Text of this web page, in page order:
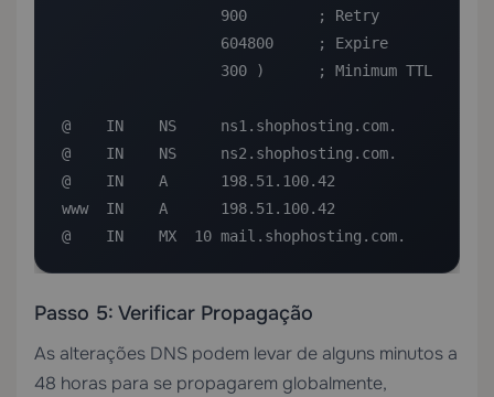
@    IN    NS     ns1.shophosting.com.
@    IN    NS     ns2.shophosting.com.
@    IN    A      198.51.100.42
www  IN    A      198.51.100.42
@    IN    MX  10 mail.shophosting.com.
Passo 5: Verificar Propagação
As alterações DNS podem levar de alguns minutos a
48 horas para se propagarem globalmente,